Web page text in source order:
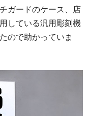
ガードのケース、店
している汎用彫刻機
ので助かっていま